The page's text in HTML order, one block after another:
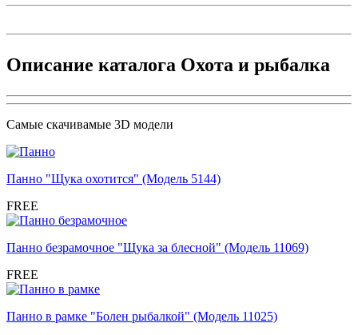
Описание каталога Охота и рыбалка
Самые скачивамые 3D модели
Панно "Щука охотится" (Модель 5144)
FREE
Панно безрамочное "Щука за блесной" (Модель 11069)
FREE
Панно в рамке "Болен рыбалкой" (Модель 11025)